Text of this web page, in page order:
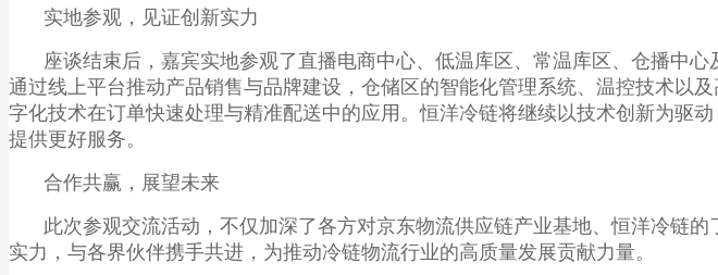
实地参观，见证创新实力
座谈结束后，嘉宾实地参观了直播电商中心、低温库区、常温库区、仓播中
通过线上平台推动产品销售与品牌建设，仓储区的智能化管理系统、温控技术以
字化技术在订单快速处理与精准配送中的应用。恒洋冷链将继续以技术创新为驱
提供更好服务。
合作共赢，展望未来
此次参观交流活动，不仅加深了各方对京东物流供应链产业基地、恒洋冷链
实力，与各界伙伴携手共进，为推动冷链物流行业的高质量发展贡献力量。